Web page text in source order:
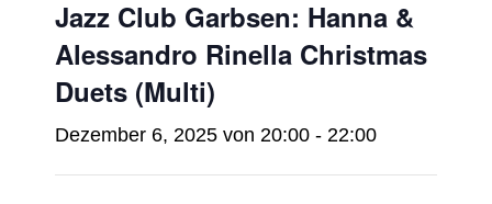
Jazz Club Garbsen: Hanna &
Alessandro Rinella Christmas
Duets (Multi)
Dezember 6, 2025 von 20:00 - 22:00